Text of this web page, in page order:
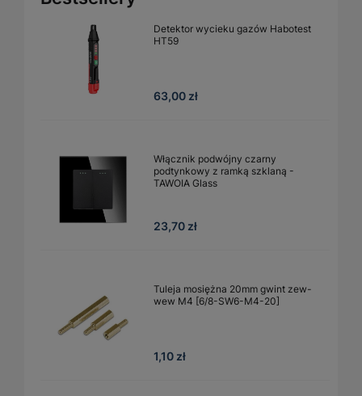
Detektor wycieku gazów Habotest
HT59
63,00 zł
Włącznik podwójny czarny
podtynkowy z ramką szklaną -
TAWOIA Glass
23,70 zł
Tuleja mosiężna 20mm gwint zew-
wew M4 [6/8-SW6-M4-20]
1,10 zł